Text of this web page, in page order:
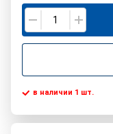
в наличии 1 шт.